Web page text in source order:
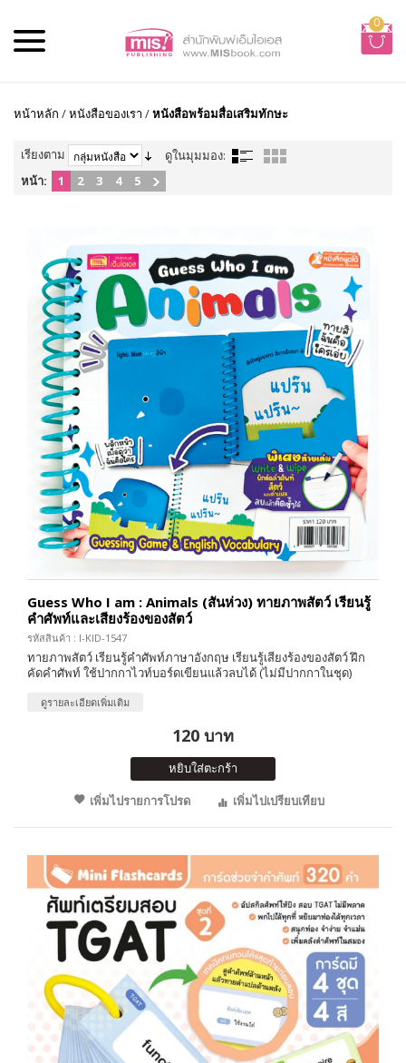
0
หน้าหลัก /หนังสือของเรา /หนังสือพร้อมสื่อเสริมทักษะ
เรียงตาม
ดูในมุมมอง:
หน้า:
1 2 3 4 5
Guess Who I am : Animals (สันห่วง) ทายภาพสัตว์ เรียนรู้
คำศัพท์และเสียงร้องของสัตว์
รหัสสินค้า : I-KID-1547
ทายภาพสัตว์ เรียนรู้คำศัพท์ภาษาอังกฤษ เรียนรู้เสียงร้องของสัตว์ ฝึก
คัดคำศัพท์ ใช้ปากกาไวท์บอร์ดเขียนแล้วลบได้ (ไม่มีปากกาในชุด)
ดูรายละเอียดเพิ่มเติม
120 บาท
หยิบใส่ตะกร้า
เพิ่มไปรายการโปรด
เพิ่มไปเปรียบเทียบ